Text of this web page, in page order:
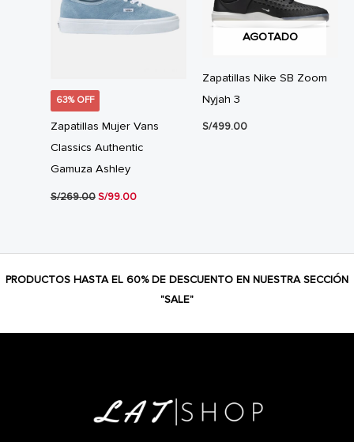
63% OFF
Zapatillas Mujer Vans
Classics Authentic
Gamuza Ashley
S/269.00 El
S/99.00El
AGOTADO
Zapatillas Nike SB Zoom
Nyjah 3
S/499.00
PRODUCTOS HASTA EL 60% DE DESCUENTO EN NUESTRA SECCIÓN
"SALE"